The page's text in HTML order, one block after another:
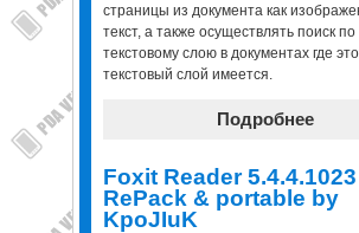
страницы из документа как
текст, а также осуществлять поиск по
текстовому слою в документах где
текстовый слой имеется.
Подробнее
Foxit Reader
RePack & portable by
KpoJIuK